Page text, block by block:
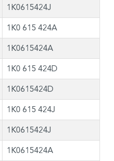
1K0615424J
1K0 615 424A
1K0615424A
1K0 615 424D
1K0615424D
1K0 615 424J
1K0615424J
1K0615424A